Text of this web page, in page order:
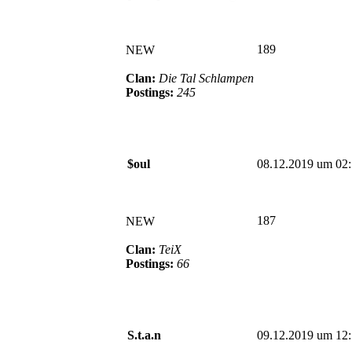
NEW
Clan: Die Tal Schlampen
Postings: 245
189
$oul 08.12.2019 um
NEW
Clan: TeiX
Postings: 66
187
S.t.a.n 09.12.2019 um